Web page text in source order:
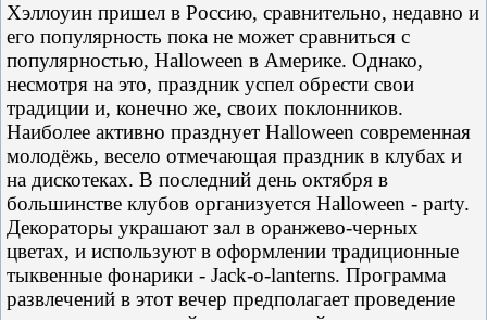
Хэллоуин пришел в Россию, сравнительно, недавно и
его популярность пока не может сравниться с
популярностью, Halloween в Америке. Однако,
несмотря на это, праздник успел обрести свои
традиции и, конечно же, своих поклонников.
Наиболее активно празднует Halloween современная
молодёжь, весело отмечающая праздник в клубах и
на дискотеках. В последний день октября в
большинстве клубов организуется Halloween - party.
Декораторы украшают зал в оранжево-черных
цветах, и используют в оформлении традиционные
тыквенные фонарики - Jack-o-lanterns. Программа
развлечений в этот вечер предполагает проведение